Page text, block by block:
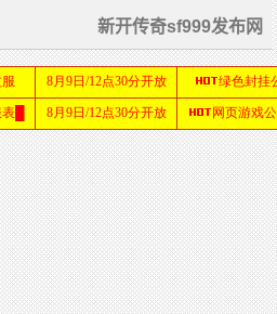
新开传奇sf999发布网